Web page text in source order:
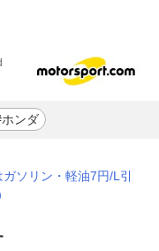
ンダ
ソリン・軽油7円/L引